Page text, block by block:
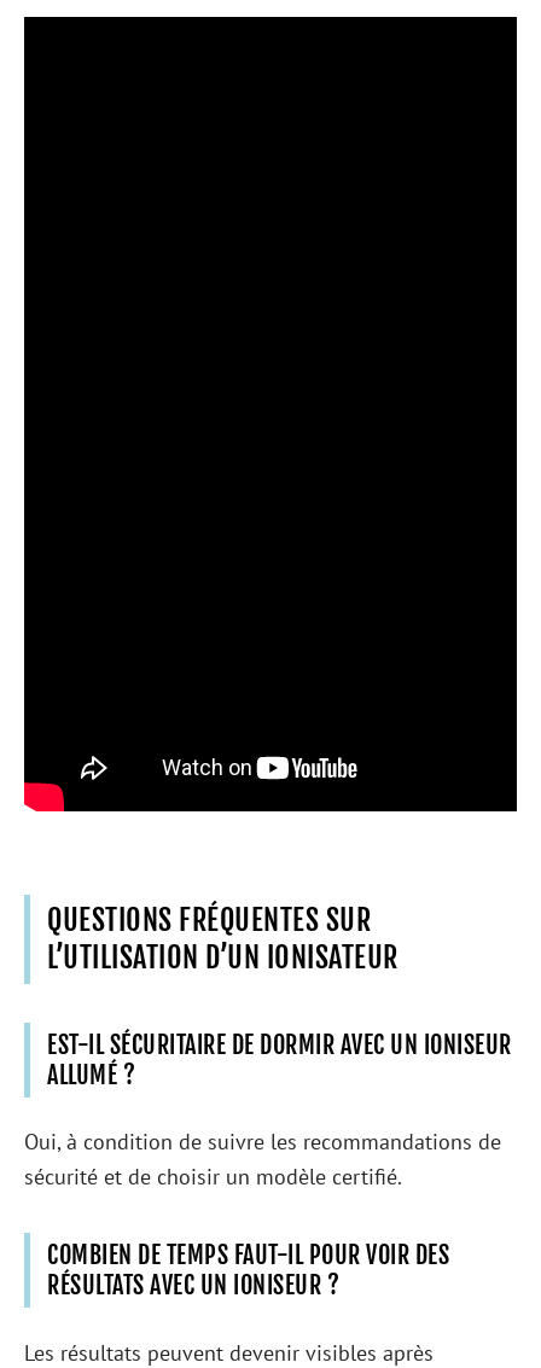
QUESTIONS FRÉQUENTES SUR
L’UTILISATION D’UN IONISATEUR
EST-IL SÉCURITAIRE DE DORMIR AVEC UN IONISEUR
ALLUMÉ ?
Oui, à condition de suivre les recommandations de
sécurité et de choisir un modèle certifié.
COMBIEN DE TEMPS FAUT-IL POUR VOIR DES
RÉSULTATS AVEC UN IONISEUR ?
Les résultats peuvent devenir visibles après